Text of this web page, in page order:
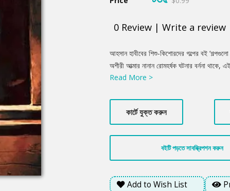
0 Review | Write a review
Product
Summery
আহসান হাবীবের শিশু-কিশোরদের গল্পের বই
অশীরী আত্মার নানান রোমহর্ষক ঘটনার বর্ননা
অনেকটাই বিজ্ঞানমনস্ক গল্পের ঝাঁপি খূলেছেন।
বইটি পড়ে আনন্দ পাবেন।
Read More >
কার্টে যুক্ত করুন
বইটি পড়তে সাবস্ক্রিপশন করুন
Add to Wish List